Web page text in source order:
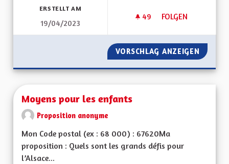
ERSTELLT AM
19/04/2023
49 49 FOLLOWER
FOLGEN
UNE ALSACE
VORSCHLAG ANZEIGEN UNE
Moyens pour les enfants
Proposition anonyme
Mon Code postal (ex : 68 000) : 67620Ma
proposition : Quels sont les grands défis pour
l’Alsace...